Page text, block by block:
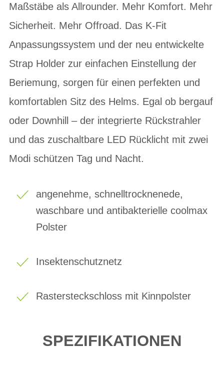
Maßstäbe als Allrounder. Mehr Komfort. Mehr
Sicherheit. Mehr Offroad. Das K-Fit
Anpassungssystem und der neu entwickelte
Strap Holder zur einfachen Einstellung der
Beriemung, sorgen für einen perfekten und
komfortablen Sitz des Helms. Egal ob bergauf
oder Downhill – der integrierte Rückstrahler
und das zuschaltbare LED Rücklicht mit zwei
Modi schützen Tag und Nacht.
angenehme, schnelltrocknenede,
waschbare und antibakterielle coolmax
Polster
Insektenschutznetz
Rastersteckschloss mit Kinnpolster
SPEZIFIKATIONEN